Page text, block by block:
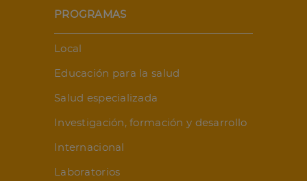
PROGRAMAS
Local
Educación para la salud
Salud especializada
Investigación, formación y desarrollo
Internacional
Laboratorios